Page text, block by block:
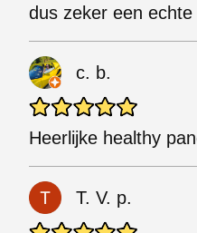
dus zeker een
c. b.
Heerlijke healthy
T. V. p.